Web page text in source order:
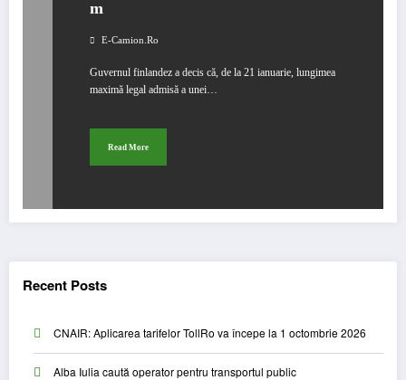
m
E-Camion.ro
Guvernul finlandez a decis că, de la 21 ianuarie, lungimea
maximă legal admisă a unei…
Read More
Recent Posts
CNAIR: Aplicarea tarifelor TollRo va începe la 1 octombrie 2026
Alba Iulia caută operator pentru transportul public